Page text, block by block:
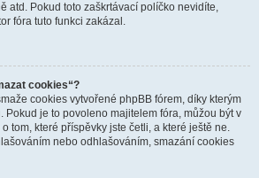
atd. Pokud toto zaškrtávací políčko nevidíte,
fóra tuto funkci zakázal.
cookies“?
cookies vytvořené phpBB fórem, díky kterým
Pokud je to povoleno majitelem fóra, můžou být v
tom, které příspěvky jste četli, a které ještě ne.
nebo odhlašováním, smazání cookies